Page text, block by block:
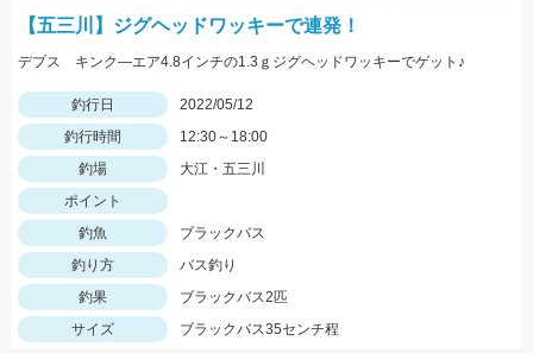
【五三川】ジグヘッドワッキーで連発！
デプス キンク―エア4.8インチの1.3ｇジグヘッドワッキーでゲット♪
釣行日
2022/05/12
釣行時間
12:30～18:00
釣場
大江・五三川
ポイント
釣魚
ブラックバス
釣り方
バス釣り
釣果
ブラックバス2匹
サイズ
ブラックバス35センチ程